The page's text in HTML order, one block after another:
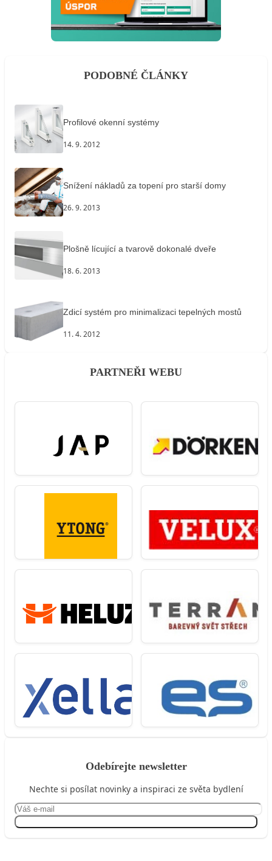
PODOBNÉ ČLÁNKY
Profilové okenní systémy
14. 9. 2012
Snížení nákladů za topení pro starší domy
26. 9. 2013
Plošně lícující a tvarově dokonalé dveře
18. 6. 2013
Zdicí systém pro minimalizaci tepelných mostů
11. 4. 2012
PARTNEŘI WEBU
Odebírejte newsletter
Nechte si posílat novinky a inspiraci ze světa bydlení